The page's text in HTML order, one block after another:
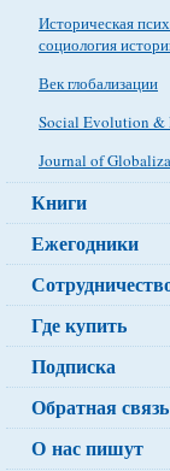
Историческая
социология
Век глобализации
Social Evolution &
Journal of
Книги
Ежегодники
Где купить
Подписка
Обратная связь
О нас пишут